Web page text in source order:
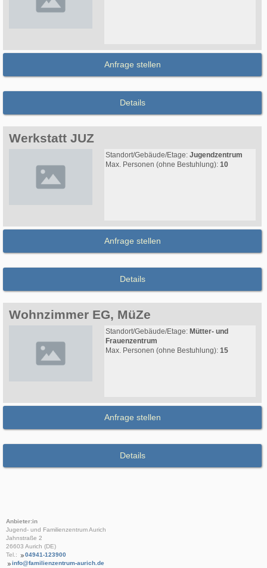
Anfrage stellen
Details
Werkstatt JUZ
Standort/Gebäude/Etage: Jugendzentrum
Max. Personen (ohne Bestuhlung): 10
Anfrage stellen
Details
Wohnzimmer EG, MüZe
Standort/Gebäude/Etage: Mütter- und
Frauenzentrum
Max. Personen (ohne Bestuhlung): 15
Anfrage stellen
Details
Anbieter:in
Jugend- und Familienzentrum Aurich
Jahnstraße 2
26603 Aurich (DE)
Tel.:
04941-123900
info@familienzentrum-aurich.de